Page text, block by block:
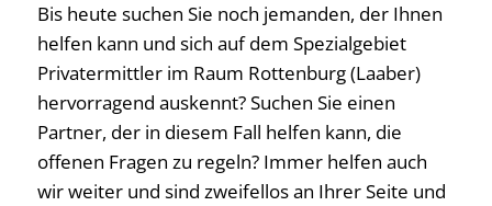
Bis heute suchen Sie noch jemanden, der Ihnen
helfen kann und sich auf dem Spezialgebiet
Privatermittler im Raum Rottenburg (Laaber)
hervorragend auskennt? Suchen Sie einen
Partner, der in diesem Fall helfen kann, die
offenen Fragen zu regeln? Immer helfen auch
wir weiter und sind zweifellos an Ihrer Seite und